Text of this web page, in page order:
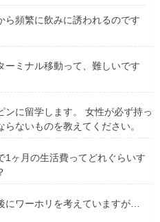
ら頻繁に飲みに誘われるのです
ーミナル移動って、難しいです
ンに留学します。 女性が必ず持っ
らないものを教えてください。
1ヶ月の生活費ってどれぐらいす
にワーホリを考えていますが…